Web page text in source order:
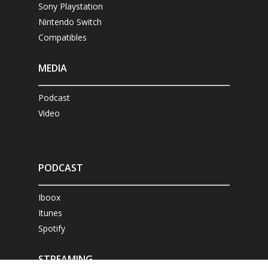
Sony Playstation
Nintendo Switch
Compatibles
MEDIA
Podcast
Video
PODCAST
Iboox
Itunes
Spotify
STREAMING